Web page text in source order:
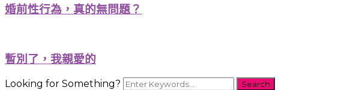
婚前性行為，真的無問題？
暫別了，我親愛的
Looking for Something?